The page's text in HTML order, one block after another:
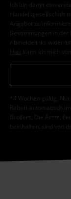
Ich bin damit
Angebot zu
Bestimmungen in der
Abmeldelinks
Hier kann ich mich
*4 Wochen gültig.
Rabatt automatisch
Broilers, Die Ärzte,
beinhalten, sind von